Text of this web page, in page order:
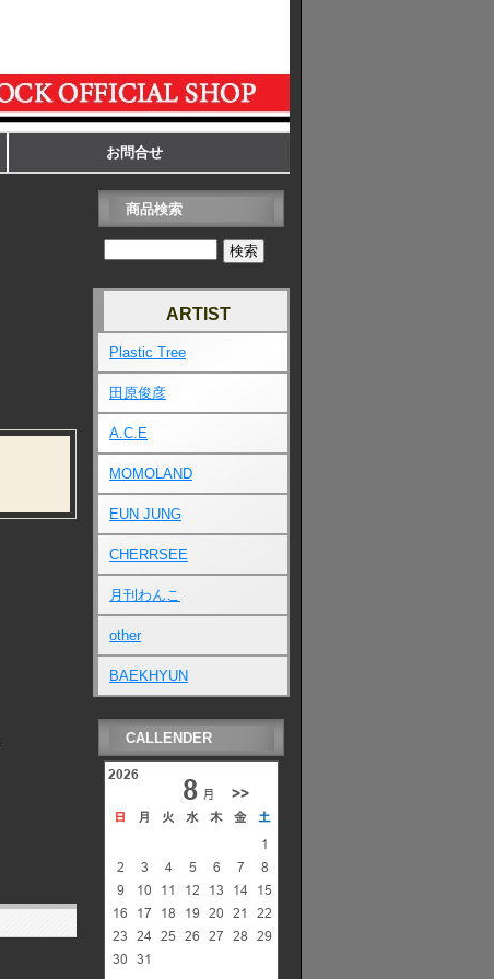
お問合せ
商品検索
ARTIST
Plastic Tree
田原俊彦
A.C.E
MOMOLAND
EUN JUNG
CHERRSEE
月刊わんこ
other
BAEKHYUN
CALLENDER